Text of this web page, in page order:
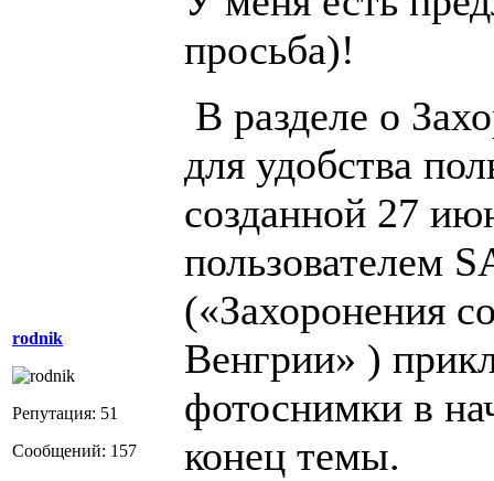
rodnik
Репутация: 51
Сообщений: 157
просьба)!
В разделе о
для удобства
созданной 27
пользователем
(«Захоронения
Венгрии» )
фотоснимки в
конец темы.